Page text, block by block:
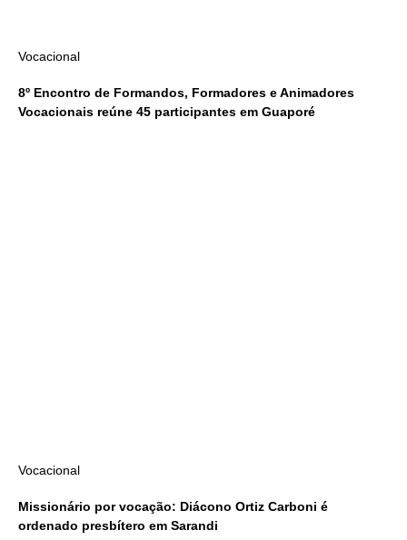
Vocacional
8º Encontro de Formandos, Formadores e Animadores
Vocacionais reúne 45 participantes em Guaporé
Vocacional
Missionário por vocação: Diácono Ortiz Carboni é
ordenado presbítero em Sarandi